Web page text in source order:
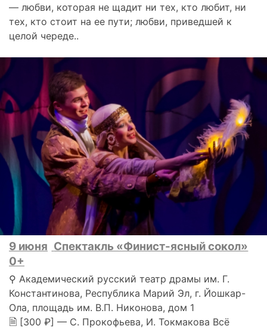
— любви, которая не щадит ни тех, кто любит, ни
тех, кто стоит на ее пути; любви, приведшей к
целой череде..
9 июня Спектакль «Финист-ясный сокол»
0+
⚲ Академический русский театр драмы им. Г.
Константинова, Республика Марий Эл, г. Йошкар-
Ола, площадь им. В.П. Никонова, дом 1
🗎 [300 ₽] — С. Прокофьева, И. Токмакова Всё